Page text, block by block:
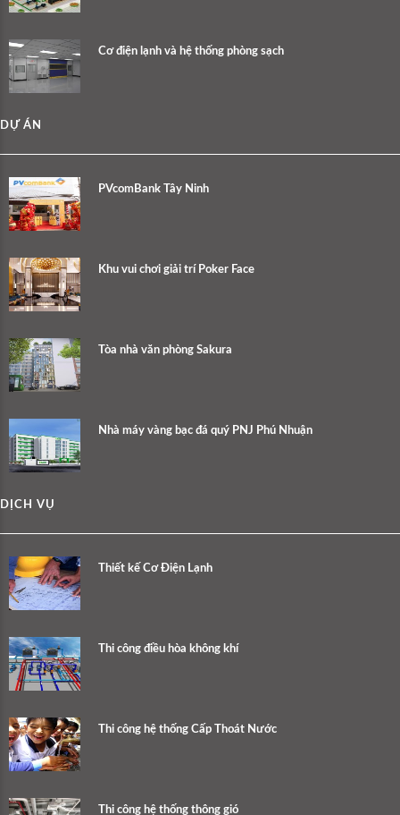
Cơ điện lạnh và hệ thống phòng sạch
DỰ ÁN
PVcomBank Tây Ninh
Khu vui chơi giải trí Poker Face
Tòa nhà văn phòng Sakura
Nhà máy vàng bạc đá quý PNJ Phú Nhuận
DỊCH VỤ
Thiết kế Cơ Điện Lạnh
Thi công điều hòa không khí
Thi công hệ thống Cấp Thoát Nước
Thi công hệ thống thông gió